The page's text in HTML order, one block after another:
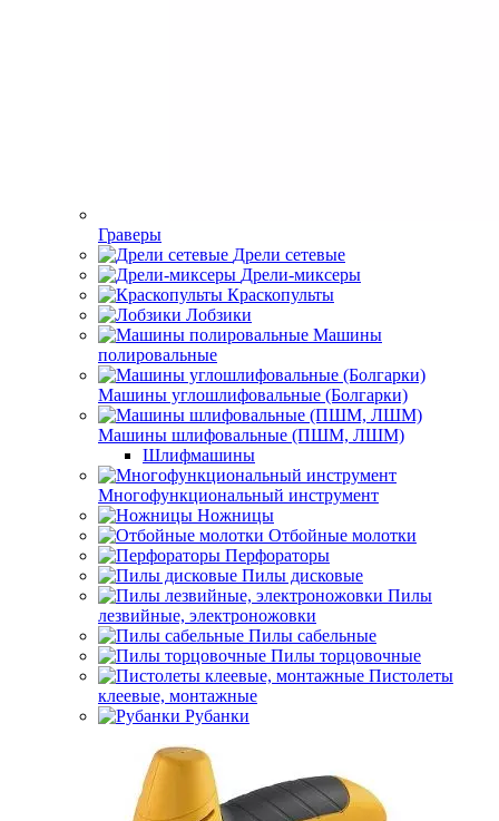
Граверы
Дрели сетевые
Дрели-миксеры
Краскопульты
Лобзики
Машины
полировальные
Машины углошлифовальные (Болгарки)
Машины шлифовальные (ПШМ, ЛШМ)
Шлифмашины
Многофункциональный инструмент
Ножницы
Отбойные молотки
Перфораторы
Пилы дисковые
Пилы
лезвийные, электроножовки
Пилы сабельные
Пилы торцовочные
Пистолеты
клеевые, монтажные
Рубанки